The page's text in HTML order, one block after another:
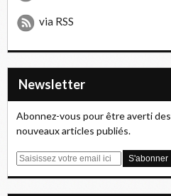
via RSS
Newsletter
Abonnez-vous pour être averti des
nouveaux articles publiés.
E